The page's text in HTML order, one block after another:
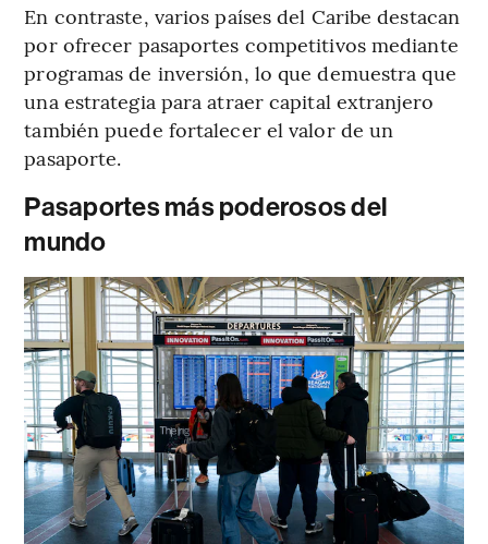
En contraste, varios países del Caribe destacan
por ofrecer pasaportes competitivos mediante
programas de inversión, lo que demuestra que
una estrategia para atraer capital extranjero
también puede fortalecer el valor de un
pasaporte.
Pasaportes más poderosos del
mundo